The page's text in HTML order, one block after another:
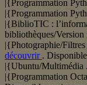
|{Programmation
|{Programmation
|{BiblioTIC :
bibliothèques/Version
|{Photographie/
découvrir .
|{Ubuntu/Multimédia
|{Programmation